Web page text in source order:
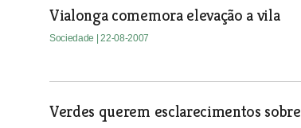
Vialonga comemora elevação a vila
Sociedade | 22-08-2007
Verdes querem esclarecimentos